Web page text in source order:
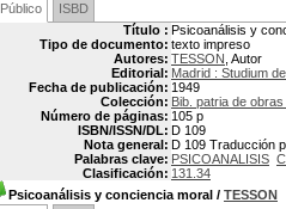
Público
ISBD
Título : Psicoanálisis y
Tipo de documento: texto impreso
Autores: TESSON , Autor
Editorial: Madrid : Studium
Fecha de publicación: 1949
Colección: Bib. patria de
Número de páginas: 105 p
ISBN/ISSN/DL: D 109
Nota general: D 109 Traducción
Palabras clave: PSICOANALISIS
Clasificación: 131.34
Psicoanálisis y conciencia moral / TESSON